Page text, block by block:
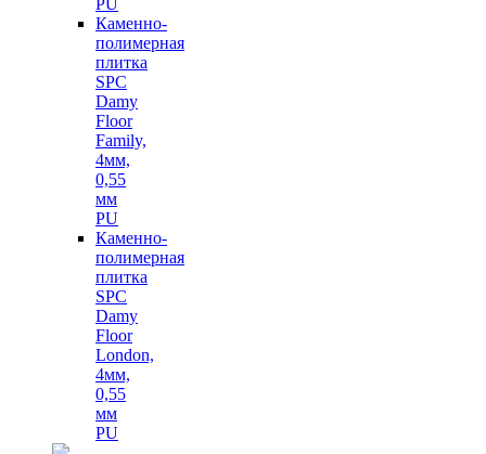
PU
Каменно-
полимерная
плитка
SPC
Damy
Floor
Family,
4мм,
0,55
мм
PU
Каменно-
полимерная
плитка
SPC
Damy
Floor
London,
4мм,
0,55
мм
PU